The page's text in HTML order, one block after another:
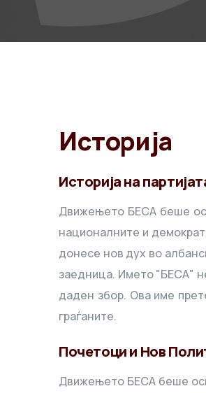
Историја
Историја на
Движењето БЕСА беше
националните и
донесе нов дух во
заедница. Името "БЕСА"
даден збор. Ова име
граѓаните.
Почетоци и Нов
Движењето БЕСА беше